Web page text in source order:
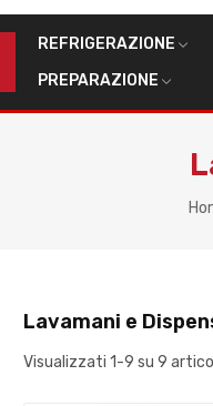
REFRIGERAZIONE
PREPARAZIONE
Lavamani e
Visualizzati 1-9 su 9